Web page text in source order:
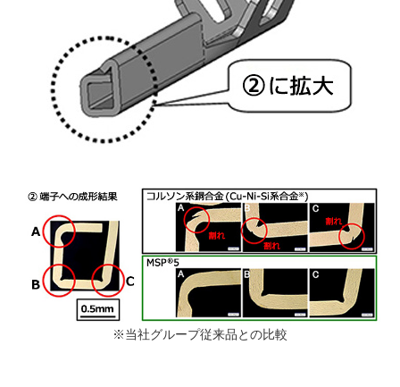
※当社グループ従来品との比較